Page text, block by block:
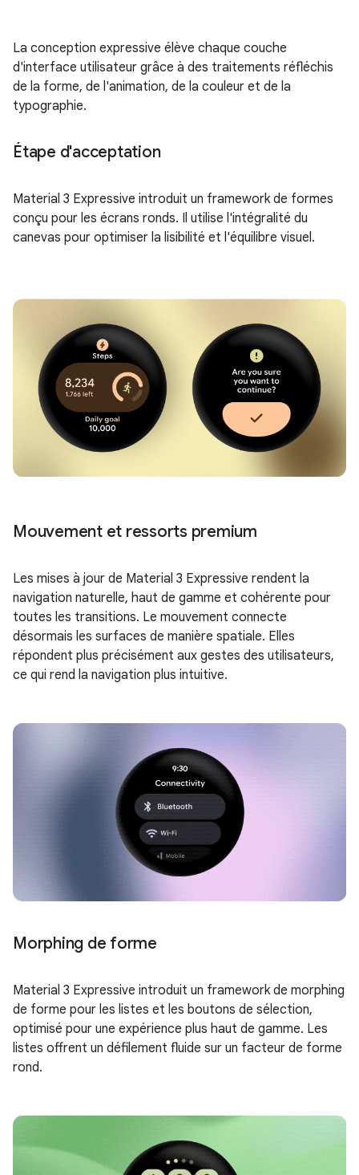
La conception expressive élève chaque couche
d'interface utilisateur grâce à des traitements réfléchis
de la forme, de l'animation, de la couleur et de la
typographie.
Étape d'acceptation
Material 3 Expressive introduit un framework de formes
conçu pour les écrans ronds. Il utilise l'intégralité du
canevas pour optimiser la lisibilité et l'équilibre visuel.
Mouvement et ressorts premium
Les mises à jour de Material 3 Expressive rendent la
navigation naturelle, haut de gamme et cohérente pour
toutes les transitions. Le mouvement connecte
désormais les surfaces de manière spatiale. Elles
répondent plus précisément aux gestes des utilisateurs,
ce qui rend la navigation plus intuitive.
Morphing de forme
Material 3 Expressive introduit un framework de morphing
de forme pour les listes et les boutons de sélection,
optimisé pour une expérience plus haut de gamme. Les
listes offrent un défilement fluide sur un facteur de forme
rond.